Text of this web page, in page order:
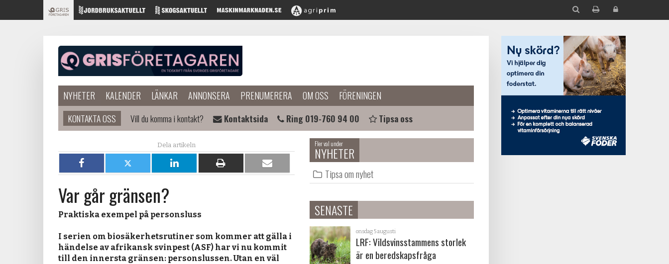
NYHETER KALENDER LÄNKAR ANNONSERA PRENUMERERA OM OSS
FÖRENINGEN
KONTAKTA OSS
Vill du komma i kontakt? Kontaktsida Ring 019-760 94 00 Tipsa oss
Dela
på
Facebook
Dela
på
X
Dela
på
Dela
på
Dela
per
Var går gränsen?
Praktiska exempel på personsluss
I serien om biosäkerhetsrutiner som kommer att gälla i
händelse av afrikansk svinpest (ASF) har vi nu kommit
till den innersta gränsen: personslussen. Utan en väl
Fler val under
NYHETER
Tipsa om nyhet
SENASTE
onsdag 5 augusti
LRF: Vildsvinsstammens storlek
är en beredskapsfråga